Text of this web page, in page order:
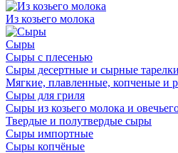
Из козьего молока
Сыры
Сыры с плесенью
Сыры десертные и сырные тарелки
Мягкие, плавленные, копченые и
Сыры для гриля
Сыры из козьего молока и
Твердые и полутвердые сыры
Сыры импортные
Сыры копчёные